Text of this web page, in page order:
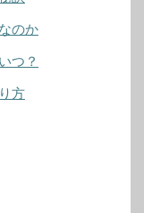
のか
つ？
方